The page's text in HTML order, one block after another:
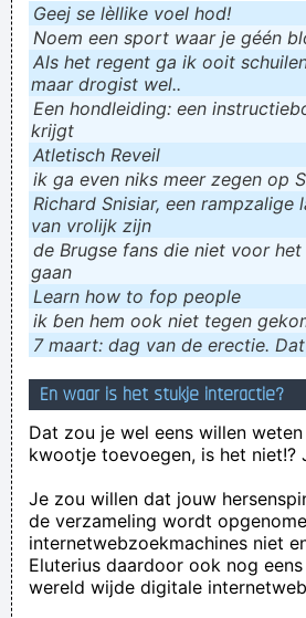
Geej se lèllike voel hod!
Noem een sport waar je géén
Als het regent ga ik ooit
maar drogist wel..
Een hondleiding: een
krijgt
Atletisch Reveil
ik ga even niks meer zegen op
Richard Snisiar, een
van vrolijk zijn
de Brugse fans die niet voor
gaan
Learn how to fop people
ik ɓen hem ook niet tegen
7 maart: dag van de erectie.
En waar is het stukje interactie?
Dat zou je wel eens willen
kwootje toevoegen, is het niet!?
Je zou willen dat jouw
de verzameling wordt
internetwebzoekmachines niet
Eluterius daardoor ook nog
wereld wijde digitale